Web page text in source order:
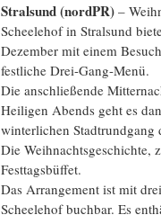
Stralsund (nordPR) –
Scheelehof in Stralsund
Dezember mit einem
festliche Drei-Gang-Menü.
Die anschließende
Heiligen Abends geht es
winterlichen Stadtrundgang
Die Weihnachtsgeschichte,
Festtagsbüffet.
Das Arrangement ist mit
Scheelehof buchbar. Es